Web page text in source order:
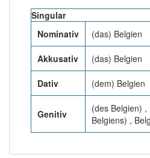
Singular
Nominativ
(das) Belgien
Akkusativ (das) Belgien
Dativ (dem) Belgien
Genitiv
(des Belgien) ,
Belgiens) ,